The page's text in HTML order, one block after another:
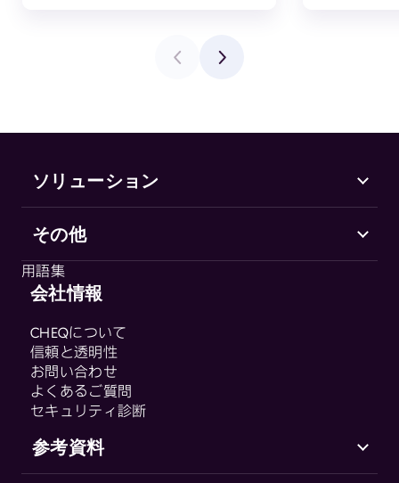
ソリューション
Marketing Security
CHEQ Acquisition
CHEQ Form Guard
CHEQ Analytics
Control & Compliance
CHEQ Enforce
CHEQ Manage
その他
用語集
用語集
会社情報
CHEQについて
信頼と透明性
お問い合わせ
よくあるご質問
セキュリティ診断
参考資料